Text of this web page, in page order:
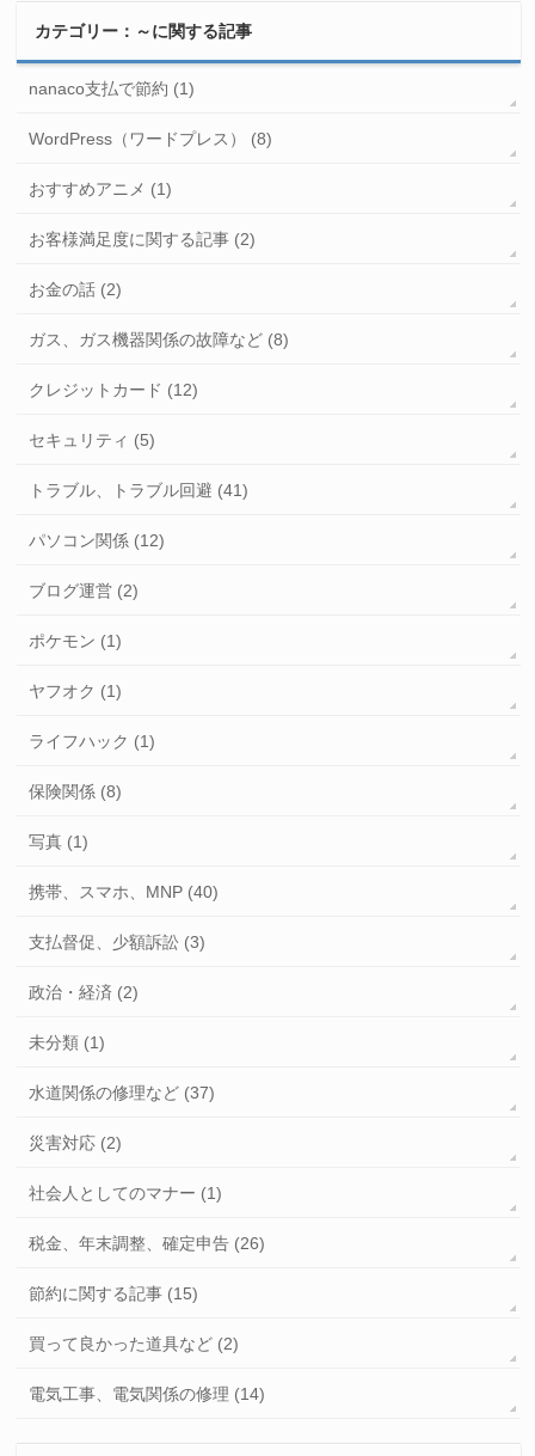
カテゴリー：～に関する記事
nanaco支払で節約 (1)
WordPress（ワードプレス） (8)
おすすめアニメ (1)
お客様満足度に関する記事 (2)
お金の話 (2)
ガス、ガス機器関係の故障など (8)
クレジットカード (12)
セキュリティ (5)
トラブル、トラブル回避 (41)
パソコン関係 (12)
ブログ運営 (2)
ポケモン (1)
ヤフオク (1)
ライフハック (1)
保険関係 (8)
写真 (1)
携帯、スマホ、MNP (40)
支払督促、少額訴訟 (3)
政治・経済 (2)
未分類 (1)
水道関係の修理など (37)
災害対応 (2)
社会人としてのマナー (1)
税金、年末調整、確定申告 (26)
節約に関する記事 (15)
買って良かった道具など (2)
電気工事、電気関係の修理 (14)